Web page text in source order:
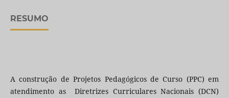
RESUMO
A construção de Projetos Pedagógicos de Curso (PPC) em
atendimento as Diretrizes Curriculares Nacionais (DCN)